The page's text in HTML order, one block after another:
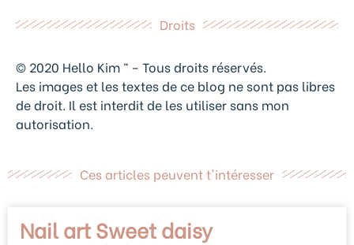
Droits
© 2020 Hello Kim ™ – Tous droits réservés.
Les images et les textes de ce blog ne sont pas libres
de droit. Il est interdit de les utiliser sans mon
autorisation.
Ces articles peuvent t'intéresser
Nail art Sweet daisy